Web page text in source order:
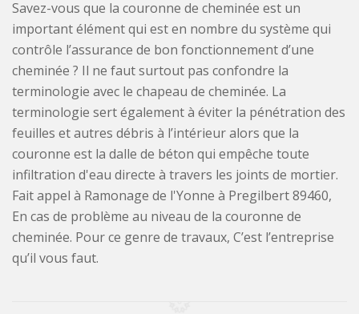
Savez-vous que la couronne de cheminée est un
important élément qui est en nombre du système qui
contrôle l’assurance de bon fonctionnement d’une
cheminée ? Il ne faut surtout pas confondre la
terminologie avec le chapeau de cheminée. La
terminologie sert également à éviter la pénétration des
feuilles et autres débris à l’intérieur alors que la
couronne est la dalle de béton qui empêche toute
infiltration d'eau directe à travers les joints de mortier.
Fait appel à Ramonage de l'Yonne à Pregilbert 89460,
En cas de problème au niveau de la couronne de
cheminée. Pour ce genre de travaux, C’est l’entreprise
qu’il vous faut.